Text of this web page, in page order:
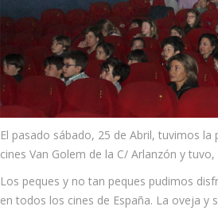
El pasado sábado, 25 de Abril, tuvimos
cines Van Golem de la C/ Arlanzón y
Los peques y no tan peques pudimos
en todos los cines de España. La oveja